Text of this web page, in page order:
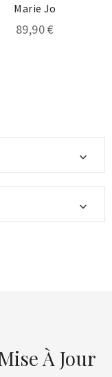
Marie Jo
89,90 €


À Jour